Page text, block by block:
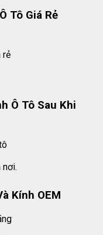
Tô Giá Rẻ
rẻ
Ô Tô Sau Khi
nơi.
Kính OEM